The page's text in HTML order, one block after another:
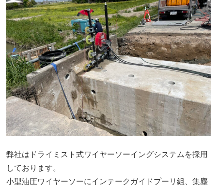
弊社はドライミスト式ワイヤーソーイングシステムを採用
しております。
小型油圧ワイヤーソーにインテークガイドプーリ組、集塵